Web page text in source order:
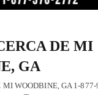
DE MI
GA
WOODBINE, GA 1-877-